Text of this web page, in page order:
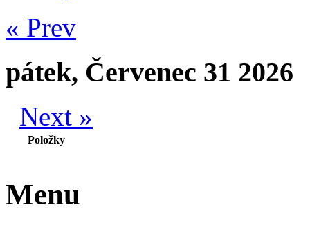
« Prev
pátek, Červenec 31 2026
Next »
Položky
Menu